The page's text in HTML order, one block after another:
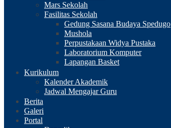
Mars Sekolah
Fasilitas Sekolah
Gedung Sasana Budaya Spedugo
Mushola
Perpustakaan Widya Pustaka
Laboratorium Komputer
Lapangan Basket
Kurikulum
Kalender Akademik
Jadwal Mengajar Guru
Berita
Galeri
Portal